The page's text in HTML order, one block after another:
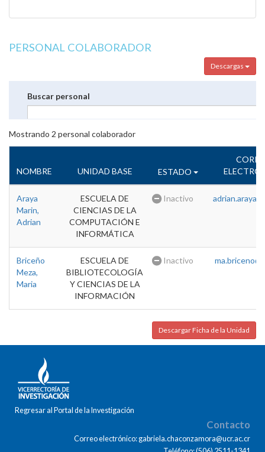
PERSONAL COLABORADOR
Descargas
Buscar personal
Mostrando 2 personal colaborador
NOMBRE UNIDAD BASE ESTADO
Araya
Marin,
Adrian
ESCUELA DE
CIENCIAS DE LA
COMPUTACIÓN E
INFORMÁTICA
Inactivo
Briceño
Meza,
Maria
ESCUELA DE
BIBLIOTECOLOGÍA
Y CIENCIAS DE LA
INFORMACIÓN
Inactivo
Descargar Ficha de la Unidad
Regresar al Portal de la Investigación
Contacto
Correo electrónico: gabriela.chaconzamora@ucr.ac.cr